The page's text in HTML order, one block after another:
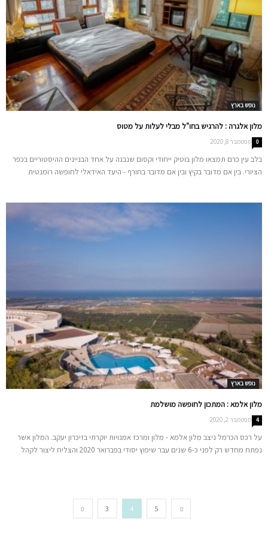
נופש בארץ
מלון אלגרה : להרגיש בחו"ל מבלי לעלות על מטוס
ספטמבר 8, 2020 0
בלב עין כרם תמצאו מלון בוטיק ייחודי וקסום שנבנה על אחד הבניינים ההיסטוריים בכפר
הציורי. בין אם מדובר בקיץ ובין אם מדובר בחורף - היעד האידאלי לחופשה רומנטית
נופש בארץ
מלון אלמא : המתכון לחופשה מושלמת
ספטמבר 2, 2020 4
על רכס הכרמל ניצב מלון אלמא - מלון ומרכז אמנויות יוקרתי בזיכרון יעקב. המלון אשר
נפתח מחדש רק לפני כ-6 שנים עבר שיפוץ יסודי בפברואר 2020 והצליח ליצור לקהל
3 4 5